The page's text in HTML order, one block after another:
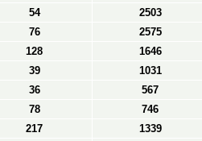
54 2503
76 2575
128 1646
39 1031
36 567
78 746
217 1339